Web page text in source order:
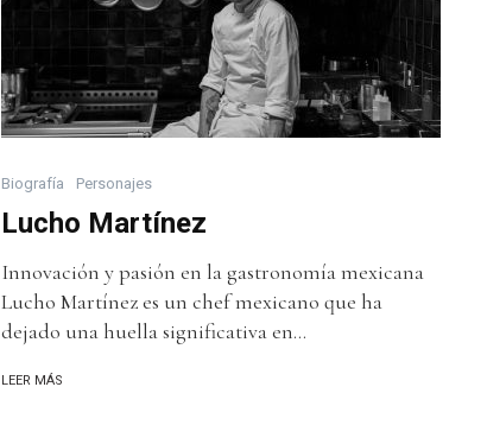
Biografía Personajes
Lucho Martínez
Innovación y pasión en la gastronomía mexicana
Lucho Martínez es un chef mexicano que ha
dejado una huella significativa en...
LEER MÁS